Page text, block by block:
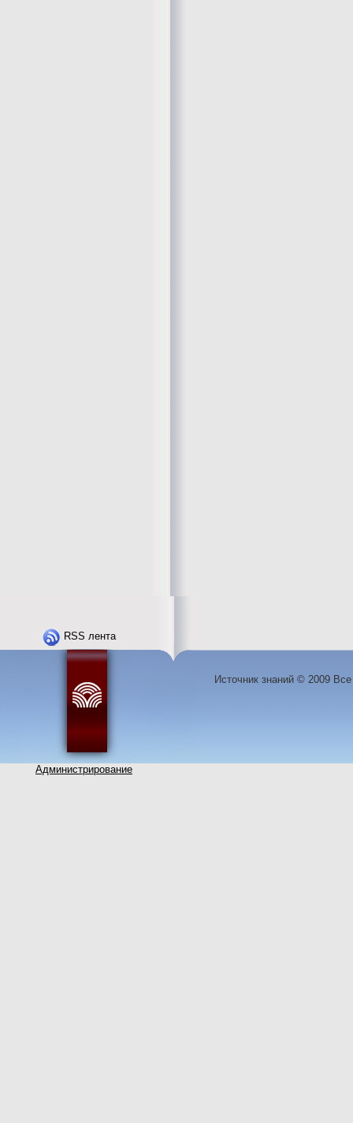
RSS лента
Администрирование
Источник знаний © 2009